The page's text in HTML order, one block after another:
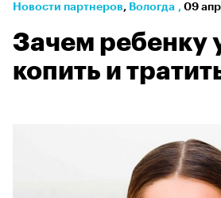
Новости партнеров⁠, Вологда , 09
Зачем ребенку
копить и